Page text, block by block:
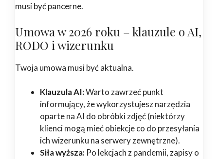
musi być pancerne.
Umowa w 2026 roku – klauzule o AI,
RODO i wizerunku
Twoja umowa musi być aktualna.
Klauzula AI:Warto zawrzeć punkt
informujący, że wykorzystujesz narzędzia
oparte na AI do obróbki zdjęć (niektórzy
klienci mogą mieć obiekcje co do przesyłania
ich wizerunku na serwery zewnętrzne).
Siła wyższa: Po lekcjach z pandemii, zapisy o